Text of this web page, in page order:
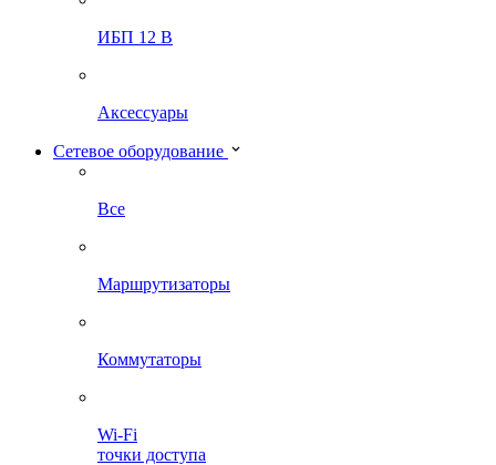
ИБП 12 В
Аксессуары
Сетевое оборудование
Все
Маршрутизаторы
Коммутаторы
Wi-Fi
точки доступа